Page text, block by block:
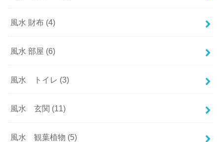
風水 財布 (4)
風水 部屋 (6)
風水 トイレ (3)
風水 玄関 (11)
風水 観葉植物 (5)